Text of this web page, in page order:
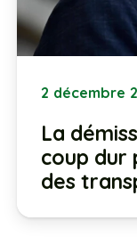
2 décembre
La
coup dur
des